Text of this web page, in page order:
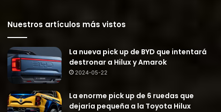
Nuestros artículos más vistos
La nueva pick up de BYD que intentará
destronar a Hilux y Amarok
2024-05-22
La enorme pick up de 6 ruedas que
dejaría pequeña a la Toyota Hilux